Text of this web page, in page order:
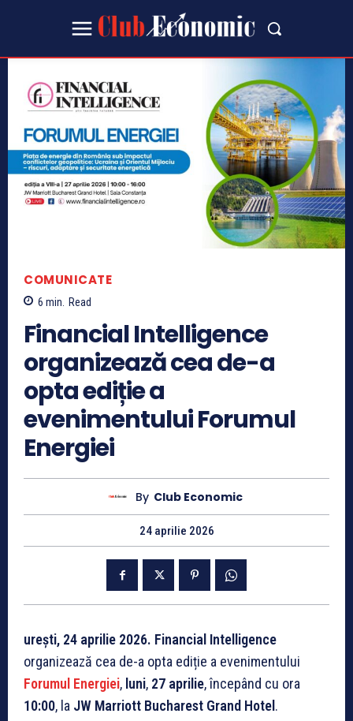
COMUNICATE
6 min. Read
Financial Intelligence
organizează cea de-a
opta ediție a
evenimentului Forumul
Energiei
By Club Economic
24 aprilie 2026
urești, 24 aprilie 2026. Financial Intelligence
organizează cea de-a opta ediție a evenimentului
Forumul Energiei, luni, 27 aprilie, începând cu ora
10:00, la JW Marriott Bucharest Grand Hotel .